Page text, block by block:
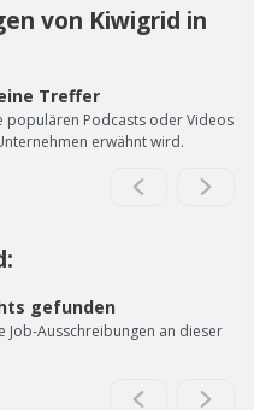
von Kiwigrid in
Treffer
populären Podcasts oder Videos
erwähnt wird.
gefunden
Job-Ausschreibungen an dieser